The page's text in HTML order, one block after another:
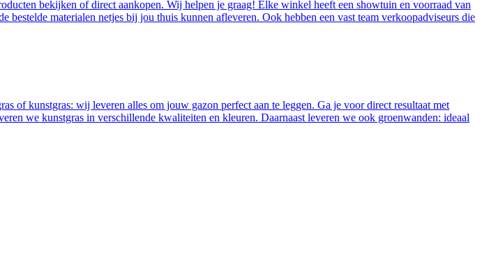
bekijken of direct aankopen. Wij helpen je graag! Elke winkel heeft een showtuin en voorraad van
materialen netjes bij jou thuis kunnen afleveren. Ook hebben een vast team verkoopadviseurs die
of kunstgras: wij leveren alles om jouw gazon perfect aan te leggen. Ga je voor direct resultaat met
we kunstgras in verschillende kwaliteiten en kleuren. Daarnaast leveren we ook groenwanden: ideaal